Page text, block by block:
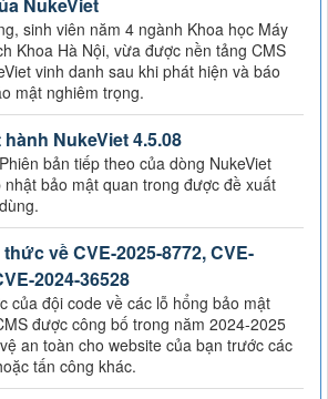
sinh viên năm 4 ngành Khoa học Máy
Khoa Hà Nội, vừa được nền tảng CMS
vinh danh sau khi phát hiện và báo
mật nghiêm trọng.
NukeViet 4.5.08
bản tiếp theo của dòng NukeViet
bảo mật quan trong được đề xuất
về CVE-2025-8772, CVE-
2024-36528
của đội code về các lỗ hổng bảo mật
được công bố trong năm 2024-2025
an toàn cho website của bạn trước các
tấn công khác.